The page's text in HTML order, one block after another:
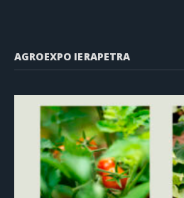
AGROEXPO IERAPETRA